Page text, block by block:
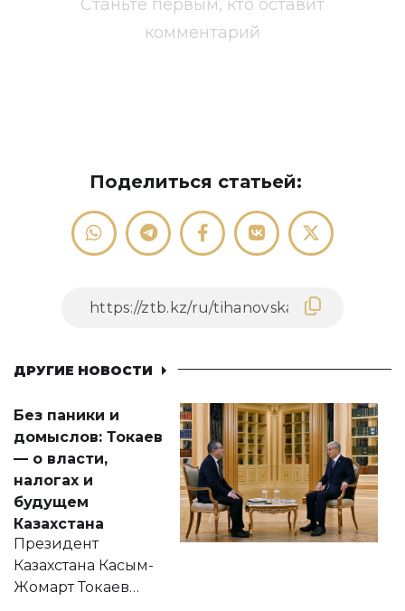
Станьте первым, кто оставит
комментарий
Поделиться статьей:
ДРУГИЕ НОВОСТИ
Без паники и
домыслов: Токаев
— о власти,
налогах и
будущем
Казахстана
Президент
Казахстана Касым-
Жомарт Токаев